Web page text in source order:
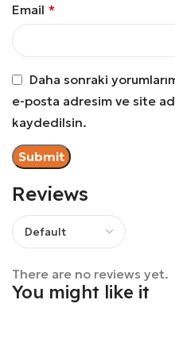
Reviews
There are no reviews yet.
Email *
Daha sonraki
e-posta adresim ve site
kaydedilsin.
You might like it